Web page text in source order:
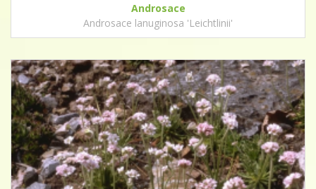
Androsace
Androsace lanuginosa 'Leichtlinii'